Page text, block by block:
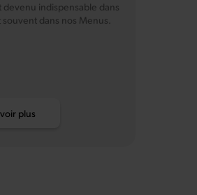
devenu indispensable dans
dans nos Menus.
plus